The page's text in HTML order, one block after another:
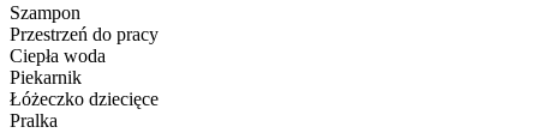
Szampon
Przestrzeń do pracy
Ciepła woda
Piekarnik
Łóżeczko dziecięce
Pralka